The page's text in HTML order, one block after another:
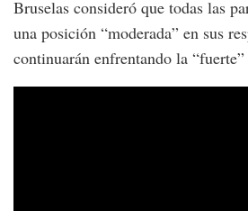
Bruselas consideró que todas las
una posición “moderada” en sus
continuarán enfrentando la